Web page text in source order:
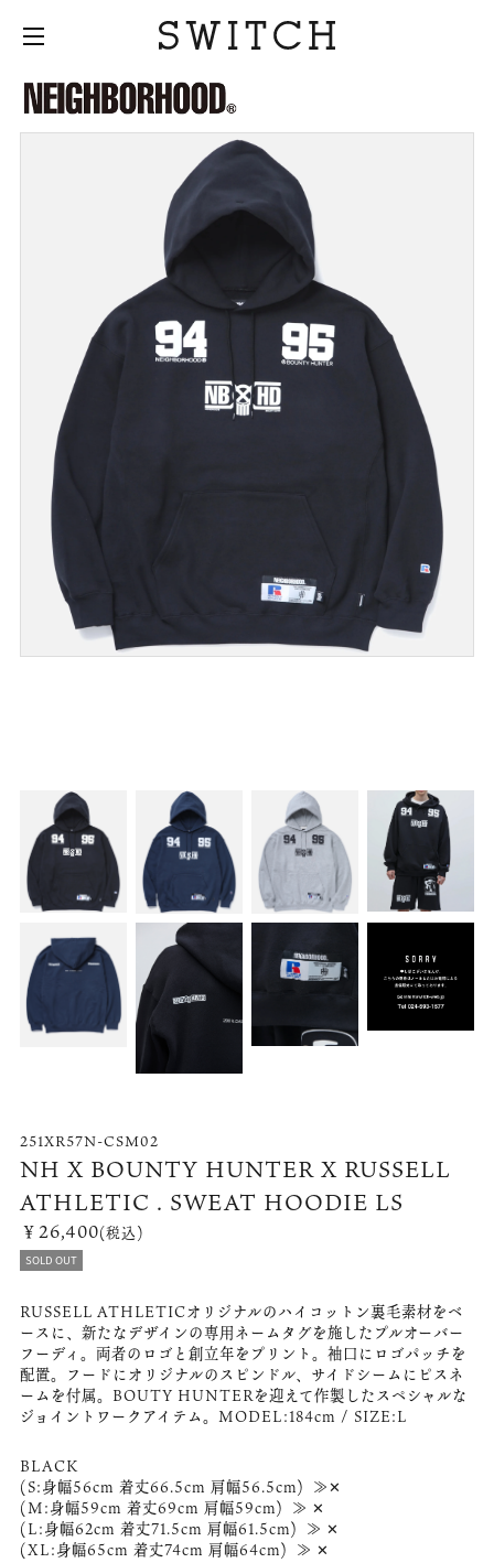
251XR57N-CSM02
NH X BOUNTY HUNTER X RUSSELL
ATHLETIC . SWEAT HOODIE LS
￥26,400(税込)
SOLD OUT
RUSSELL ATHLETICオリジナルのハイコットン裏毛素材をベ
ースに、新たなデザインの専用ネームタグを施したプルオーバー
フーディ。両者のロゴと創立年をプリント。袖口にロゴパッチを
配置。フードにオリジナルのスピンドル、サイドシームにピスネ
ームを付属。BOUTY HUNTERを迎えて作製したスペシャルな
ジョイントワークアイテム。MODEL:184cm / SIZE:L
BLACK
(S:身幅56cm 着丈66.5cm 肩幅56.5cm) ≫✕
(M:身幅59cm 着丈69cm 肩幅59cm) ≫ ✕
(L:身幅62cm 着丈71.5cm 肩幅61.5cm) ≫ ✕
(XL:身幅65cm 着丈74cm 肩幅64cm) ≫ ✕